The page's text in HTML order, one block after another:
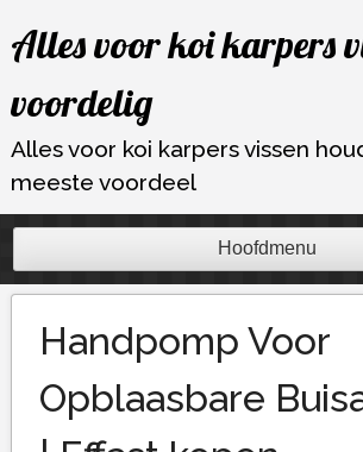
naar
inhoud
Alles voor koi karpers
voordelig
Alles voor koi karpers vissen
meeste voordeel
Hoofdmenu
Handpomp Voor
Opblaasbare